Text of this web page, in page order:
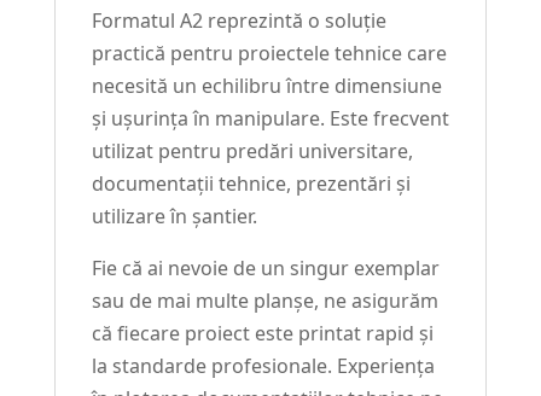
Formatul A2 reprezintă o soluție
practică pentru proiectele tehnice care
necesită un echilibru între dimensiune
și ușurința în manipulare. Este frecvent
utilizat pentru predări universitare,
documentații tehnice, prezentări și
utilizare în șantier.
Fie că ai nevoie de un singur exemplar
sau de mai multe planșe, ne asigurăm
că fiecare proiect este printat rapid și
la standarde profesionale. Experiența